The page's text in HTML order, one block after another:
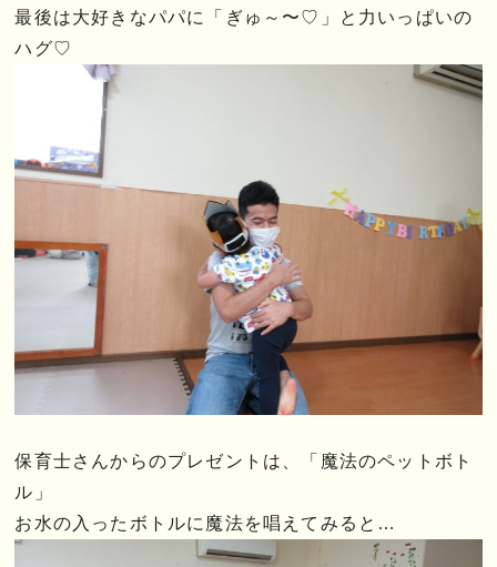
最後は大好きなパパに「ぎゅ～〜♡」と力いっぱいの
ハグ♡
保育士さんからのプレゼントは、「魔法のペットボト
ル」
お水の入ったボトルに魔法を唱えてみると…